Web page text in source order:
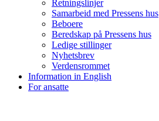
Retningslinjer
Samarbeid med Pressens hus
Beboere
Beredskap på Pressens hus
Ledige stillinger
Nyhetsbrev
Verdensrommet
Information in English
For ansatte